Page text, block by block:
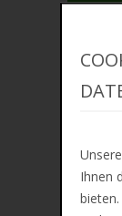
Ihnen
Aug